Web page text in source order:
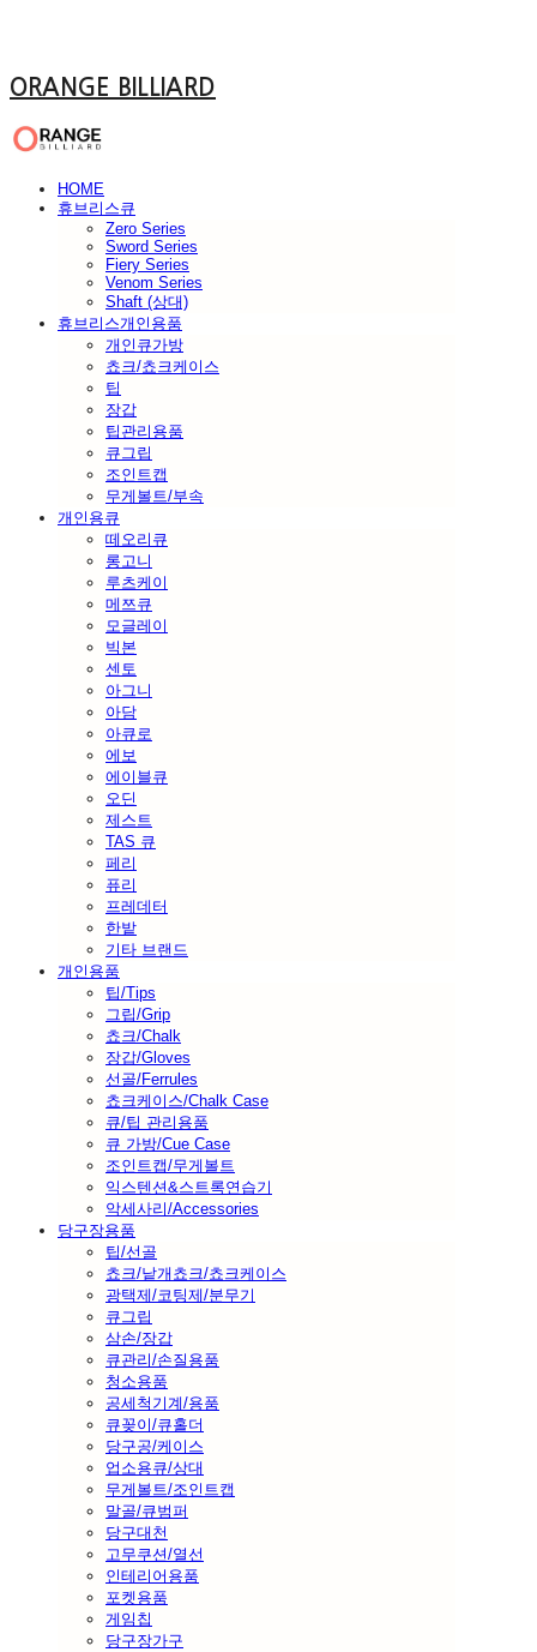
ORANGE BILLIARD
HOME
휴브리스큐
Zero Series
Sword Series
Fiery Series
Venom Series
Shaft (상대)
휴브리스개인용품
개인큐가방
쵸크/쵸크케이스
팁
장갑
팁관리용품
큐그립
조인트캡
무게볼트/부속
개인용큐
떼오리큐
롱고니
루츠케이
메쯔큐
모글레이
빅본
센토
아그니
아담
아큐로
에보
에이블큐
오딘
제스트
TAS 큐
페리
퓨리
프레데터
한밭
기타 브랜드
개인용품
팁/Tips
그립/Grip
쵸크/Chalk
장갑/Gloves
선골/Ferrules
쵸크케이스/Chalk Case
큐/팁 관리용품
큐 가방/Cue Case
조인트캡/무게볼트
익스텐션&스트록연습기
악세사리/Accessories
당구장용품
팁/선골
쵸크/낱개쵸크/쵸크케이스
광택제/코팅제/분무기
큐그립
삼손/장갑
큐관리/손질용품
청소용품
공세척기계/용품
큐꽂이/큐홀더
당구공/케이스
업소용큐/상대
무게볼트/조인트캡
말골/큐범퍼
당구대천
고무쿠션/열선
인테리어용품
포켓용품
게임칩
당구장가구